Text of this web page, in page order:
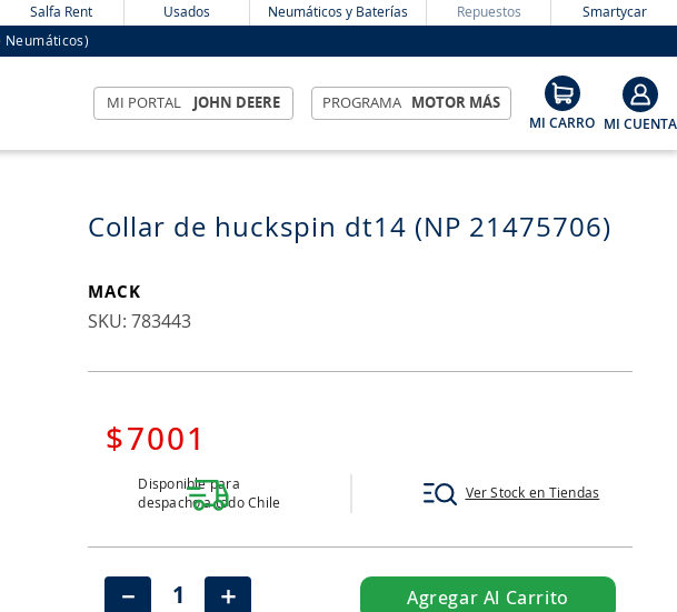
Salfa Rent Usados Neumáticos y Baterías Repuestos Smartycar
Neumáticos)
MI PORTAL JOHN DEERE PROGRAMA MOTOR MÁS
Collar de huckspin dt14 (NP 21475706)
MACK
: 783443
$7001
Disponible para
despacho a todo Chile
Ver Stock en Tiendas
＋
－ Agregar Al Carrito